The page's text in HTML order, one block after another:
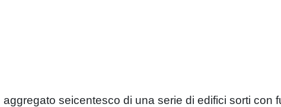
seicentesco di una serie di edifici sorti con